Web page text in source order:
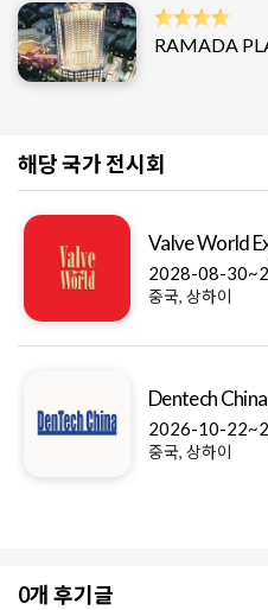
RAMADA
해당 국가 전시회
Valve World
2028-08-
중국, 상하이
Dentech China
2026-10-
중국, 상하이
0개 후기글